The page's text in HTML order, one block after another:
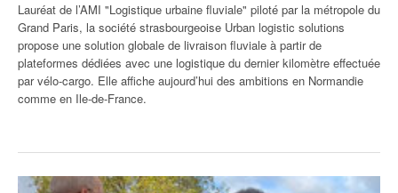
Lauréat de l’AMI "Logistique urbaine fluviale" piloté par la métropole du
Grand Paris, la société strasbourgeoise Urban logistic solutions
propose une solution globale de livraison fluviale à partir de
plateformes dédiées avec une logistique du dernier kilomètre effectuée
par vélo-cargo. Elle affiche aujourd’hui des ambitions en Normandie
comme en Ile-de-France.